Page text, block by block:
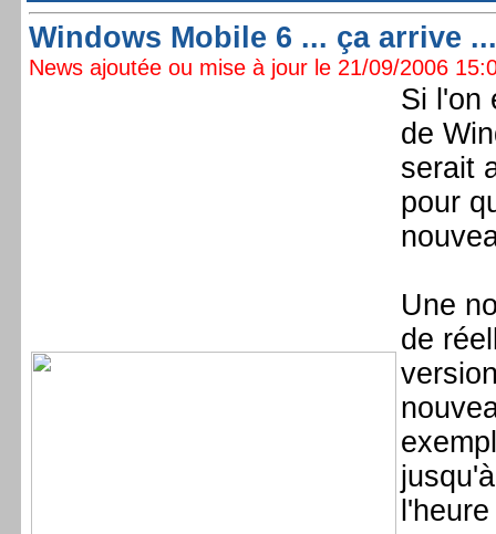
Windows Mobile 6 ... ça arrive
News ajoutée ou mise à jour le 21/09/2006
Si l'on
de
serait
pour
Une
de